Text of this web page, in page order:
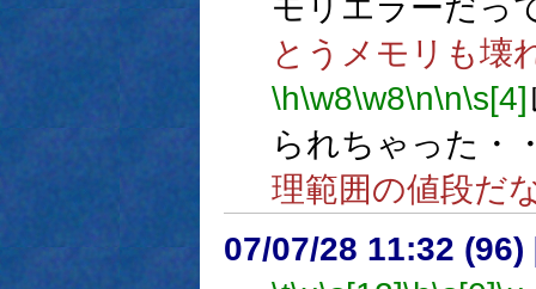
モリエラーだっ
とうメモリも壊
\h\w8\w8\n\n\s[4]
られちゃった・
理範囲の値段だ
07/07/28 11:32 (96)